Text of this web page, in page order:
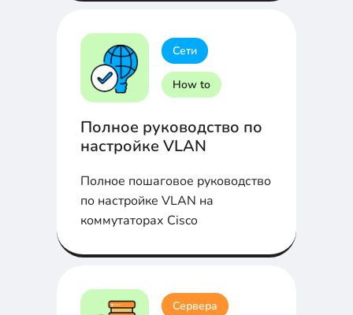
Сети
How to
Полное руководство по
настройке VLAN
Полное пошаговое руководство
по настройке VLAN на
коммутаторах Cisco
Сервера